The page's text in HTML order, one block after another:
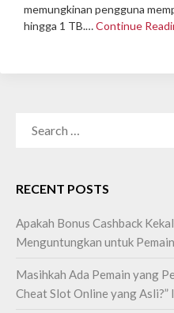
memungkinan pengguna
hingga 1 TB.…Continue
RECENT POSTS
Apakah Bonus Cashback
Menguntungkan untuk
Masihkah Ada Pemain yang
Cheat Slot Online yang Asli?”